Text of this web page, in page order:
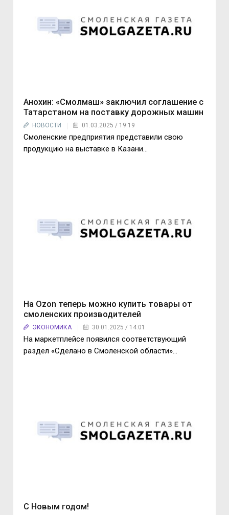
Анохин: «Смолмаш» заключил соглашение с
Татарстаном на поставку дорожных машин
НОВОСТИ 01.03.2025 / 19:19
Смоленские предприятия представили свою
продукцию на выставке в Казани...
На Ozon теперь можно купить товары от
смоленских производителей
ЭКОНОМИКА 30.01.2025 / 14:01
На маркетплейсе появился соответствующий
раздел «Сделано в Смоленской области»…
С Новым годом!